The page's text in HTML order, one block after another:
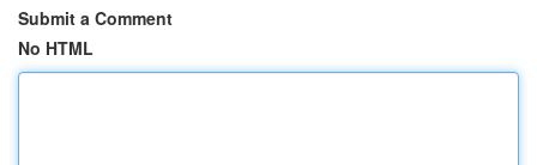
Submit a Comment
No HTML